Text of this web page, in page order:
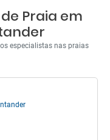
Praia em
especialistas nas praias